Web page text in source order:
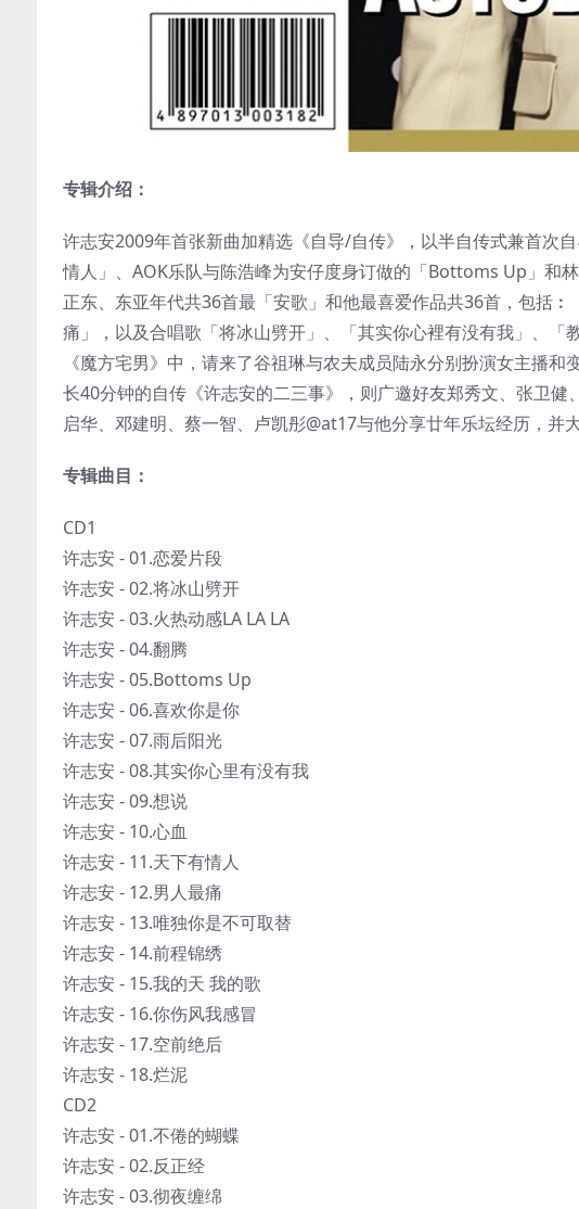
专辑介绍：
许志安2009年首张新曲加精选《自导/自传》，以半自传式兼首次
情人」、AOK乐队与陈浩峰为安仔度身订做的「Bottoms Up」和
正东、东亚年代共36首最「安歌」和他最喜爱作品共36首，包括
痛」，以及合唱歌「将冰山劈开」、「其实你心裡有没有我」、
《魔方宅男》中，请来了谷祖琳与农夫成员陆永分别扮演女主播
长40分钟的自传《许志安的二三事》，则广邀好友郑秀文、张卫
启华、邓建明、蔡一智、卢凯彤@at17与他分享廿年乐坛经历，并
专辑曲目：
CD1
许志安 - 01.恋爱片段
许志安 - 02.将冰山劈开
许志安 - 03.火热动感LA LA LA
许志安 - 04.翻腾
许志安 - 05.Bottoms Up
许志安 - 06.喜欢你是你
许志安 - 07.雨后阳光
许志安 - 08.其实你心里有没有我
许志安 - 09.想说
许志安 - 10.心血
许志安 - 11.天下有情人
许志安 - 12.男人最痛
许志安 - 13.唯独你是不可取替
许志安 - 14.前程锦绣
许志安 - 15.我的天 我的歌
许志安 - 16.你伤风我感冒
许志安 - 17.空前绝后
许志安 - 18.烂泥
CD2
许志安 - 01.不倦的蝴蝶
许志安 - 02.反正经
许志安 - 03.彻夜缠绵